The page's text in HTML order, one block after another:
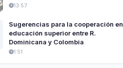
13:57
Sugerencias para la cooperación en
educación superior entre R.
Dominicana y Colombia
1:51